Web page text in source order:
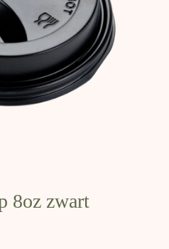
8oz zwart